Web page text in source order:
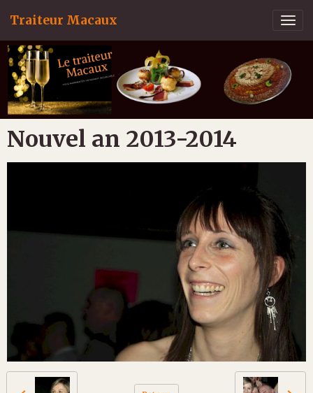
Traiteur Macaux
Nouvel an 2013-2014